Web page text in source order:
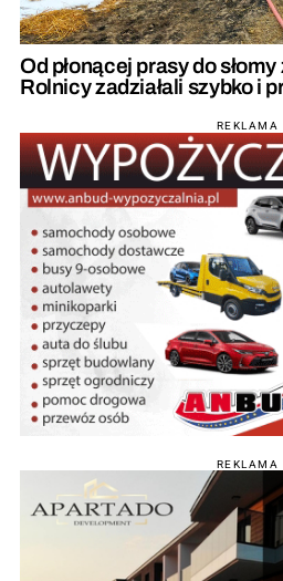
Od płonącej prasy do
Rolnicy zadziałali szybko i
REKLAMA
REKLAMA